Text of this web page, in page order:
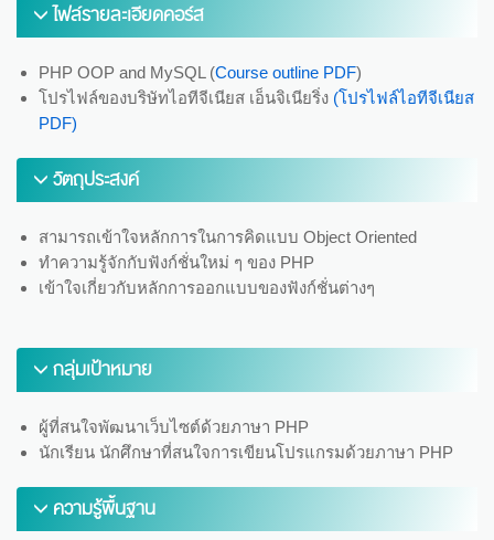
ไฟล์รายละเอียดคอร์ส
PHP OOP and MySQL (Course outline PDF)
โปรไฟล์ของบริษัทไอทีจีเนียส เอ็นจิเนียริ่ง (โปรไฟล์ไอทีจีเนียส
PDF)
วัตถุประสงค์
สามารถเข้าใจหลักการในการคิดแบบ Object Oriented
ทำความรู้จักกับฟังก์ชั่นใหม่ ๆ ของ PHP
เข้าใจเกี่ยวกับหลักการออกแบบของฟังก์ชั่นต่างๆ
กลุ่มเป้าหมาย
ผู้ที่สนใจพัฒนาเว็บไซต์ด้วยภาษา PHP
นักเรียน นักศึกษาที่สนใจการเขียนโปรแกรมด้วยภาษา PHP
ความรู้พื้นฐาน